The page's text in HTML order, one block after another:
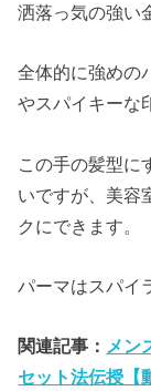
洒落っ気の強い
全体的に強めの
やスパイキーな
この手の髪型に
いですが、美容
クにできます。
パーマはスパイ
関連記事： メン
セット法伝授【